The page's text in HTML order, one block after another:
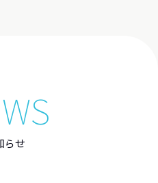
らせ